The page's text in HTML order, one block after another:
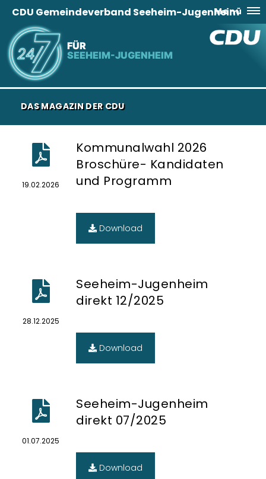
FÜR
SEEHEIM-JUGENHEIM
CDU Gemeindeverband Seeheim-Jugenheim
Menü
DAS MAGAZIN DER CDU
19.02.2026
Kommunalwahl 2026
Broschüre- Kandidaten
und Programm
Download
28.12.2025
Seeheim-Jugenheim
direkt 12/2025
Download
01.07.2025
Seeheim-Jugenheim
direkt 07/2025
Download